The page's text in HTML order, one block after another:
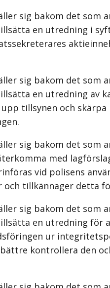
sig bakom det som
en utredning i
sig bakom det som
en utredning av
tillsynen och
sig bakom det som
med
vid polisens
och tillkännager detta
sig bakom det som
en utredning för
ur
kontrollera den